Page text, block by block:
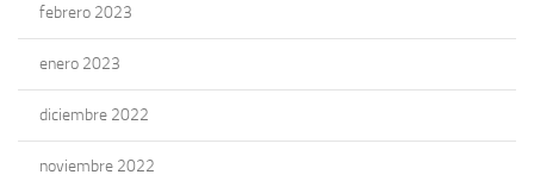
febrero 2023
enero 2023
diciembre 2022
noviembre 2022